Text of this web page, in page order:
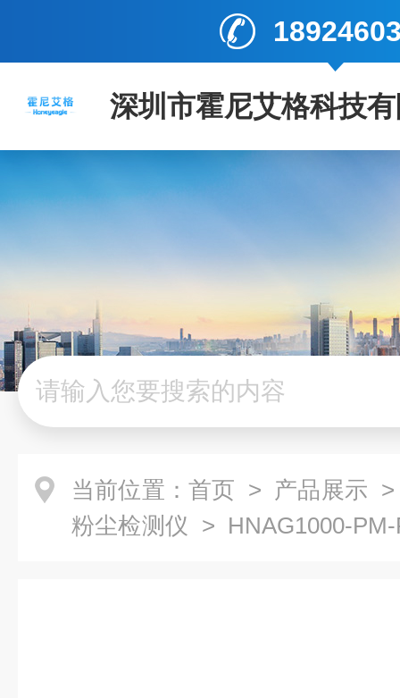
深圳市霍尼艾格科技
当前位置： 首页 > 产品展示
粉尘检测仪 > HNAG1000-